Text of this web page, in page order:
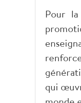
​Pour
qui